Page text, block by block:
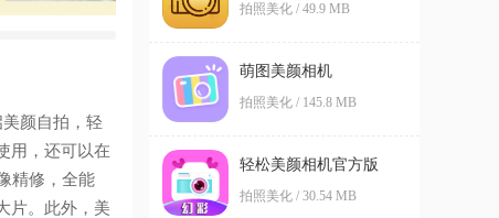
颜自拍，轻
用，还可以在
精修，全能
片。此外，美
拍照美化 / 49.9 MB
萌图美颜相机
拍照美化 / 145.8 MB
轻松美颜相机官方版
拍照美化 / 30.54 MB